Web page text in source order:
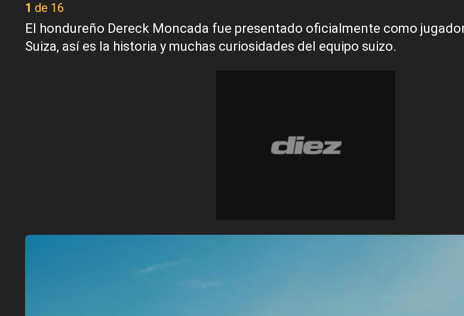
1 de 16
El hondureño Dereck Moncada fue presentado oficialmente como
Suiza, así es la historia y muchas curiosidades del equipo suizo.